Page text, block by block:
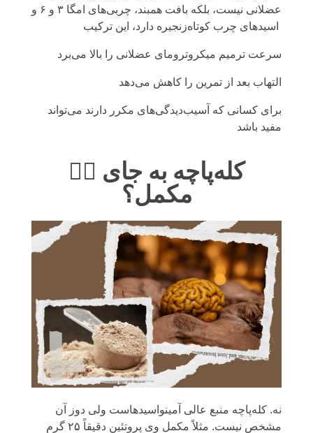
عضلانی نیست، بلکه بافت همبند، چربی‌های امگا ۳ و ۶ و
سرعت ترمیم میکروترومای عضلانی را بالا می‌برد
التهاب بعد از تمرین را کاهش می‌دهد
برای کسانی که آسیب‌دیدگی‌های مکرر دارند می‌تواند
مفید باشد
🏋️‍♂️ کله‌پاچه به جای
مکمل؟
نه. کله‌پاچه منبع عالی آمینواسیدهاست ولی دوز آن
مشخص نیست. مثلاً مکمل وی پروتئین دقیقاً ۲۵ گرم